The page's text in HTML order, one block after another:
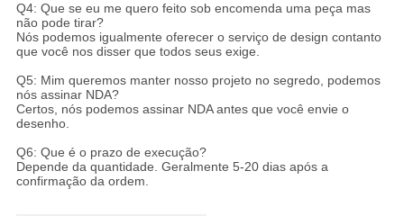
Q4: Que se eu me quero feito sob encomenda uma peça mas
não pode tirar?
Nós podemos igualmente oferecer o serviço de design contanto
que você nos disser que todos seus exige.
Q5: Mim queremos manter nosso projeto no segredo, podemos
nós assinar NDA?
Certos, nós podemos assinar NDA antes que você envie o
desenho.
Q6: Que é o prazo de execução?
Depende da quantidade. Geralmente 5-20 dias após a
confirmação da ordem.